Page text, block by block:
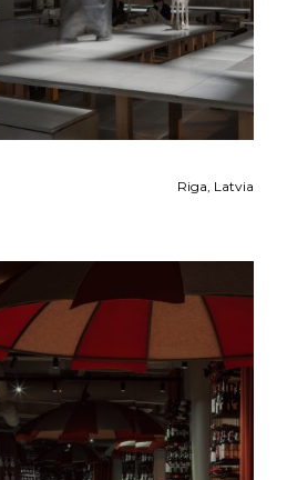
Riga, Latvia